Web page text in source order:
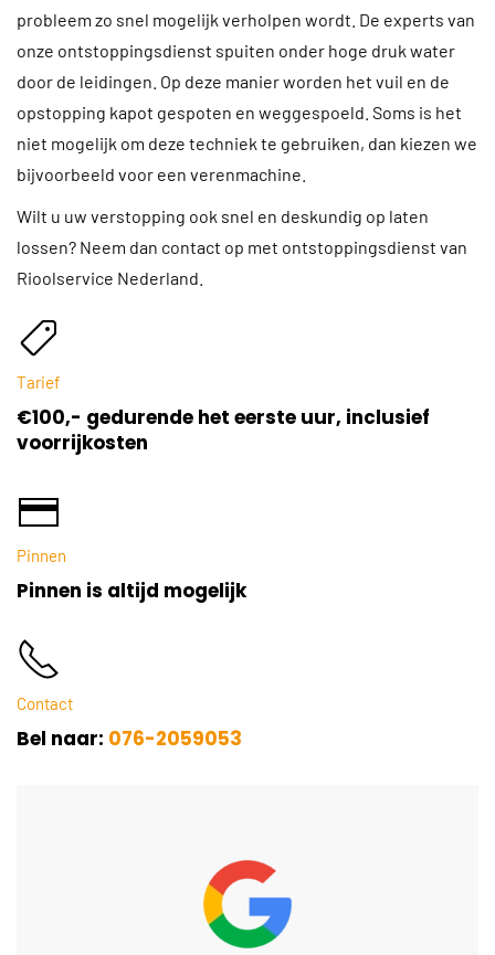
probleem zo snel mogelijk verholpen wordt. De experts van
onze ontstoppingsdienst spuiten onder hoge druk water
door de leidingen. Op deze manier worden het vuil en de
opstopping kapot gespoten en weggespoeld. Soms is het
niet mogelijk om deze techniek te gebruiken, dan kiezen we
bijvoorbeeld voor een verenmachine.
Wilt u uw verstopping ook snel en deskundig op laten
lossen? Neem dan contact op met ontstoppingsdienst van
Rioolservice Nederland.
Tarief
€100,- gedurende het eerste uur, inclusief
voorrijkosten
Pinnen
Pinnen is altijd mogelijk
Contact
Bel naar: 076-2059053